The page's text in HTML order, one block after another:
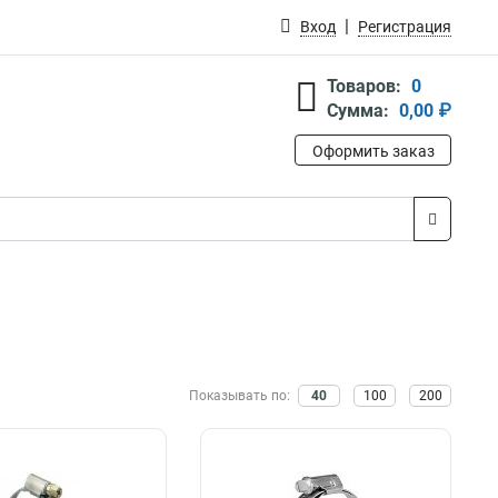
Вход Регистрация
Товаров: 0
Сумма: 0,00 ₽
Оформить заказ
Показывать по: 40 100 200